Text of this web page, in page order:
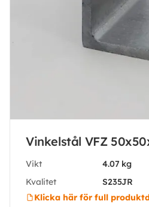
Vinkelstål VFZ
Vikt
4.07 kg
Kvalitet
S235JR
Klicka här för full